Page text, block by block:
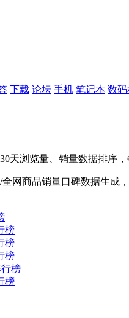
下载 论坛 手机 笔记本 数
天浏览量、销量数据排序
网商品销量口碑数据生成
榜
榜
榜
榜
榜